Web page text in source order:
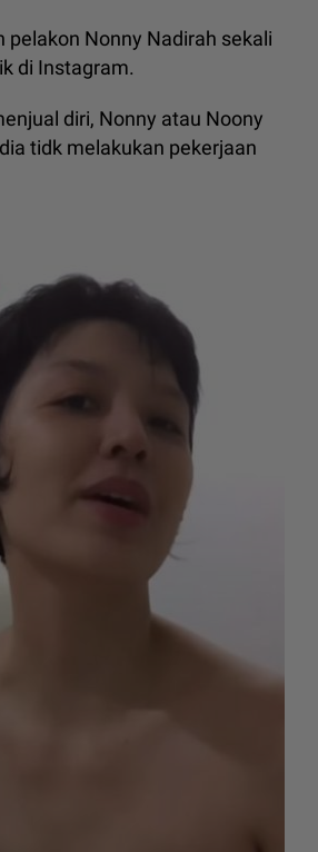
Nonny Nadirah sekali
di Instagram.
diri, Nonny atau Noony
tidk melakukan pekerjaan